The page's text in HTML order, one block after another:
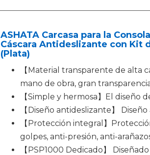
ASHATA Carcasa para la
Cáscara Antideslizante con Kit
(Plata)
【Material transparente de alta
mano de obra, gran
【Simple y hermosa】El diseño
【Diseño antideslizante】
【Protección integral】
golpes, anti-presión, anti-
【PSP1000 Dedicado】